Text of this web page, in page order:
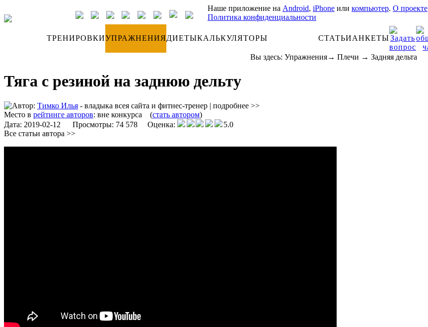
Наше приложение на Android, iPhone или компьютер. О проекте
Политика конфиденциальности
ТРЕНИРОВКИУПРАЖНЕНИЯДИЕТЫКАЛЬКУЛЯТОРЫ СТАТЬИАНКЕТЫ
Вы здесь: Упражнения→ Плечи → Задняя дельта
Тяга с резиной на заднюю дельту
Автор: Тимко Илья - владыка всея сайта и фитнес-тренер | подробнее >>
Место в рейтинге авторов: вне конкурса (стать автором)
Дата: 2019-02-12 Просмотры: 74 578 Оценка:
5.0
Все статьи автора >>